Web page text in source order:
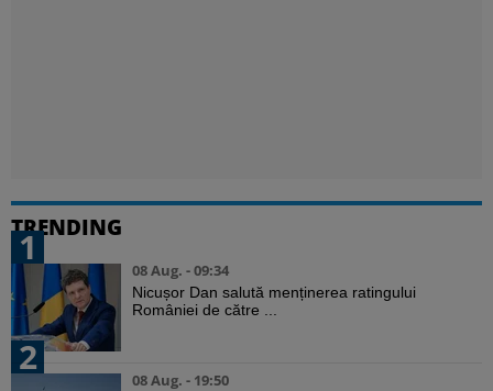
TRENDING
1
08 Aug. - 09:34
Nicușor Dan salută menținerea ratingului
României de către ...
2
08 Aug. - 19:50